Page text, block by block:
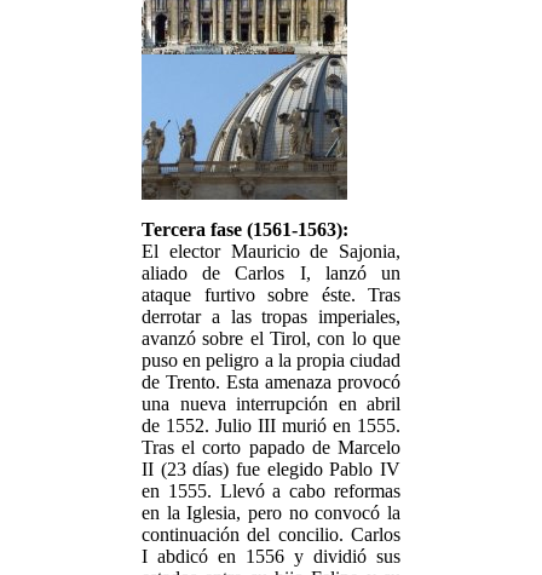
Tercera fase (1561-1563):
El elector Mauricio de Sajonia,
aliado de Carlos I, lanzó un
ataque furtivo sobre éste. Tras
derrotar a las tropas imperiales,
avanzó sobre el Tirol, con lo que
puso en peligro a la propia ciudad
de Trento. Esta amenaza provocó
una nueva interrupción en abril
de 1552. Julio III murió en 1555.
Tras el corto papado de Marcelo
II (23 días) fue elegido Pablo IV
en 1555. Llevó a cabo reformas
en la Iglesia, pero no convocó la
continuación del concilio. Carlos
I abdicó en 1556 y dividió sus